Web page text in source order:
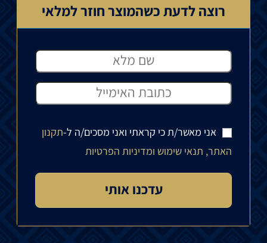
רוצה לדעת כשהמוצר חוזר למלאי
אני מאשר/ת כי קראתי ואני מסכים/ה ל-תקנון
האתר, תנאי שימוש ומדיניות הפרטיות